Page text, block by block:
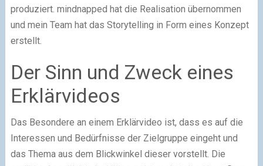
produziert. mindnapped hat die Realisation übernommen
und mein Team hat das Storytelling in Form eines Konzept
erstellt.
Der Sinn und Zweck eines
Erklärvideos
Das Besondere an einem Erklärvideo ist, dass es auf die
Interessen und Bedürfnisse der Zielgruppe eingeht und
das Thema aus dem Blickwinkel dieser vorstellt. Die